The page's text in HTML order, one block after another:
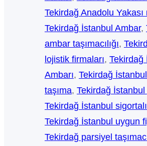
Tekirdağ Anadolu Yakası
Tekirdağ İstanbul Ambar,
ambar taşımacılığı,
lojistik firmaları, Tekirdağ
Ambarı, Tekirdağ
taşıma, Tekirdağ
Tekirdağ İstanbul
Tekirdağ İstanbul uygun
Tekirdağ parsiyel